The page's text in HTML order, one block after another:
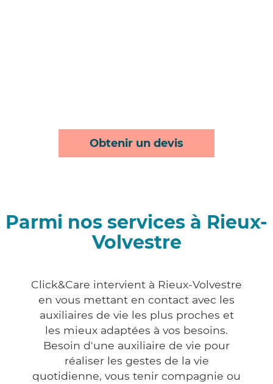
Obtenir un devis
Parmi nos services à Rieux-
Volvestre
Click&Care intervient à Rieux-Volvestre
en vous mettant en contact avec les
auxiliaires de vie les plus proches et
les mieux adaptées à vos besoins.
Besoin d'une auxiliaire de vie pour
réaliser les gestes de la vie
quotidienne, vous tenir compagnie ou